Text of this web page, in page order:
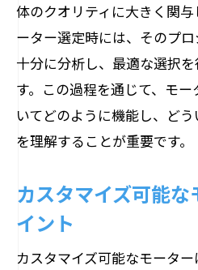
体のクオリティに大きく関
ーター選定時には、そのプ
十分に分析し、最適な選択
す。この過程を通じて、モ
いてどのように機能し、ど
を理解することが重要です。
カスタマイズ可能
イント
カスタマイズ可能なモータ